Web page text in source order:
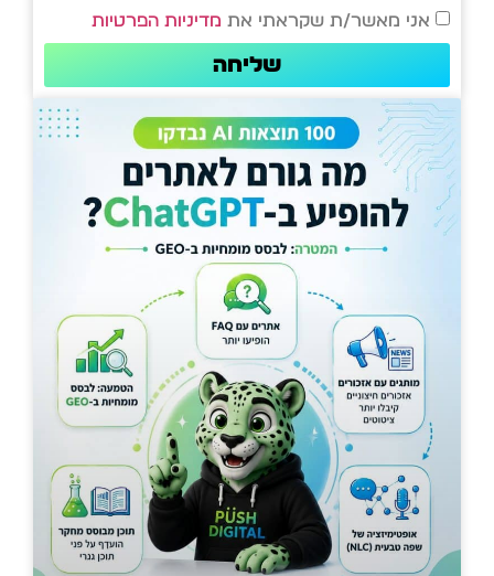
אני מאשר/ת שקראתי את מדיניות הפרטיות
שליחה